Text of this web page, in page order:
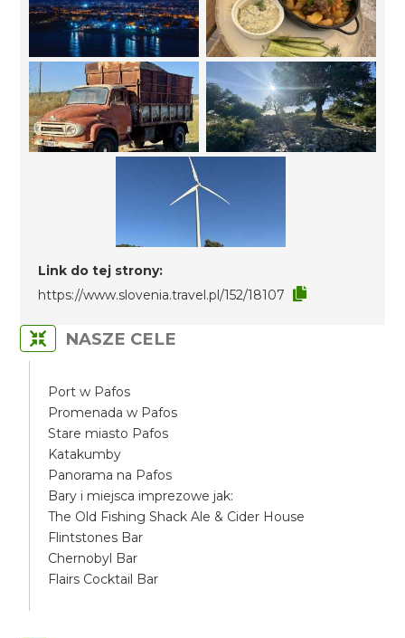
Link do tej strony:
https://www.slovenia.travel.pl/152/18107
NASZE CELE
Port w Pafos
Promenada w Pafos
Stare miasto Pafos
Katakumby
Panorama na Pafos
Bary i miejsca imprezowe jak:
The Old Fishing Shack Ale & Cider House
Flintstones Bar
Chernobyl Bar
Flairs Cocktail Bar